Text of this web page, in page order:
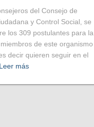
del Consejo de
y Control Social, se
los 309 postulantes para la
de este organismo
decir quieren seguir en el
Leer más